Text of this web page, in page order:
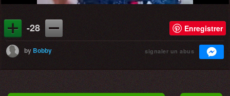
-28 Enregistrer
by Bobby signaler un abus